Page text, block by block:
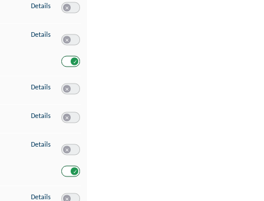
Details zu Speichern von oder Zugriff auf Informationen auf einem Endgerät
Details zu Verwendung reduzierter Daten zur Auswahl von Werbeanzeigen
Details zu Erstellung von Profilen für personalisierte Werbung
Details zu Verwendung von Profilen zur Auswahl personalisierter Werbung
Details zu Messung der Werbeleistung
Details zu Messung der Performance von Inhalten